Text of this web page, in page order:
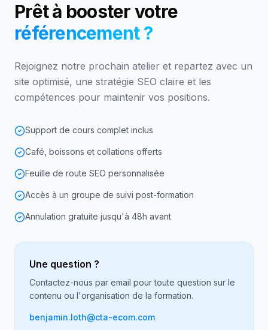
Prêt à booster votre
référencement ?
Rejoignez notre prochain atelier et repartez avec un
site optimisé, une stratégie SEO claire et les
compétences pour maintenir vos positions.
Support de cours complet inclus
Café, boissons et collations offerts
Feuille de route SEO personnalisée
Accès à un groupe de suivi post-formation
Annulation gratuite jusqu'à 48h avant
Une question ?
Contactez-nous par email pour toute question sur le
contenu ou l'organisation de la formation.
benjamin.loth@cta-ecom.com